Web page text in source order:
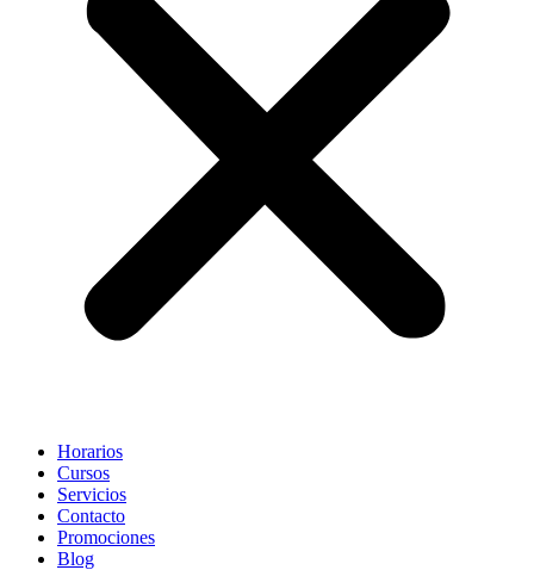
Horarios
Cursos
Servicios
Contacto
Promociones
Blog